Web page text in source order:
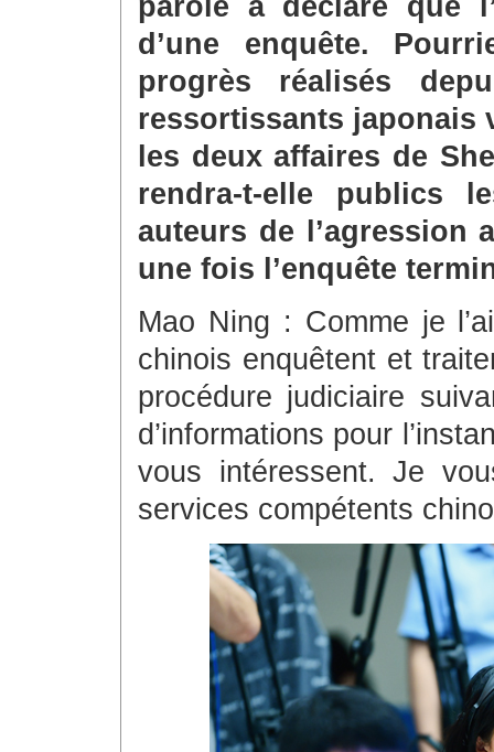
parole a déclaré que
d’une enquête.
progrès réalisés
ressortissants japonais
les deux affaires de
rendra-t-elle publics
auteurs de l’agression
une fois l’enquête
Mao Ning : Comme je
chinois enquêtent et
procédure judiciaire
d’informations pour
vous intéressent. Je
services compétents